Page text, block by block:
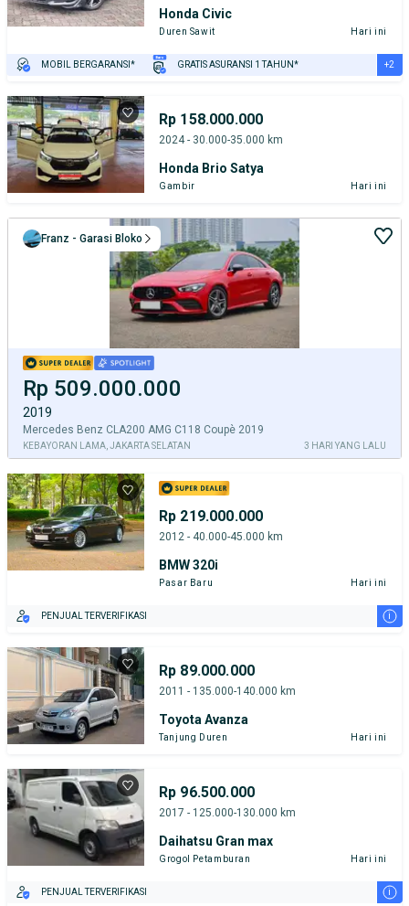
Honda Civic
Duren Sawit Hari ini
MOBIL BERGARANSI* GRATIS ASURANSI 1 TAHUN* +2
Rp 158.000.000
2024 - 30.000-35.000 km
Honda Brio Satya
Gambir Hari ini
Rp 509.000.000
2019
Mercedes Benz CLA200 AMG C118 Coupè 2019
KEBAYORAN LAMA, JAKARTA SELATAN 3 HARI YANG LALU
Franz - Garasi Bloko
Rp 219.000.000
2012 - 40.000-45.000 km
BMW 320i
Pasar Baru Hari ini
PENJUAL TERVERIFIKASI i
Rp 89.000.000
2011 - 135.000-140.000 km
Toyota Avanza
Tanjung Duren Hari ini
Rp 96.500.000
2017 - 125.000-130.000 km
Daihatsu Gran max
Grogol Petamburan Hari ini
PENJUAL TERVERIFIKASI i